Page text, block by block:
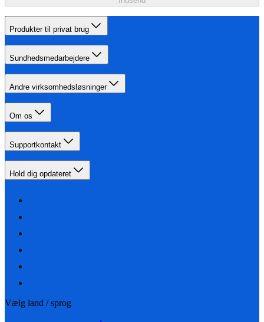
Produkter til privat brug
Sundhedsmedarbejdere
Andre virksomhedsløsninger
Om os
Supportkontakt
Hold dig opdateret
Vælg land / sprog